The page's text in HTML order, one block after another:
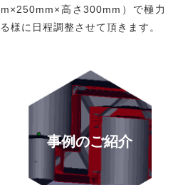
高さ300mm）で極力
様に日程調整させて頂きます。
事例のご紹介